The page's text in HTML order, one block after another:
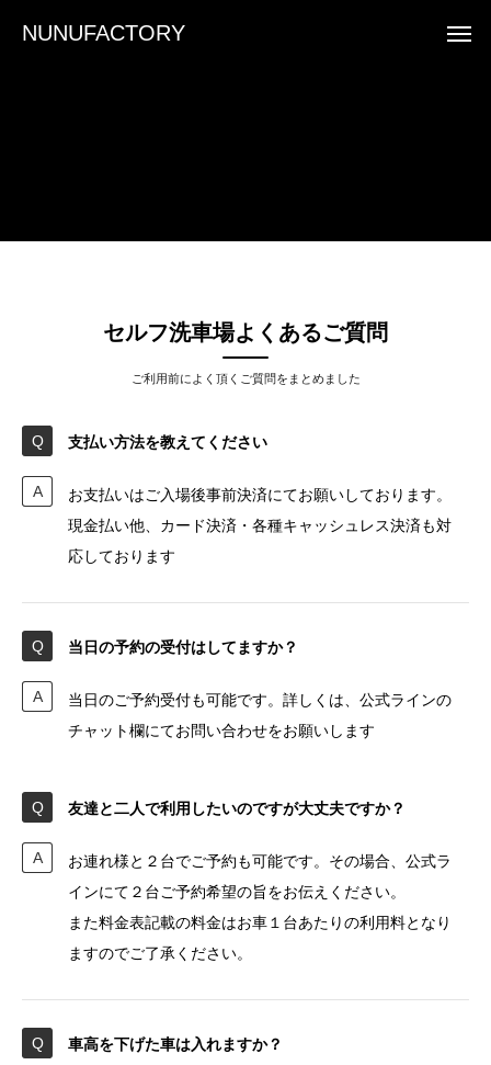
NUNUFACTORY
セルフ洗車場よくあるご質問
ご利用前によく頂くご質問をまとめました
支払い方法を教えてください
お支払いはご入場後事前決済にてお願いしております。
現金払い他、カード決済・各種キャッシュレス決済も対
応しております
当日の予約の受付はしてますか？
当日のご予約受付も可能です。詳しくは、公式ラインの
チャット欄にてお問い合わせをお願いします
友達と二人で利用したいのですが大丈夫ですか？
お連れ様と２台でご予約も可能です。その場合、公式ラ
インにて２台ご予約希望の旨をお伝えください。
また料金表記載の料金はお車１台あたりの利用料となり
ますのでご了承ください。
車高を下げた車は入れますか？